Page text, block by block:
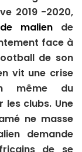
2019 -2020,
malien de
face à
de son
vit une crise
même du
clubs. Une
ne masse
demande